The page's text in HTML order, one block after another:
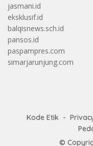
jasmani.id
eksklusif.id
balqisnews.sch.id
pansos.id
paspampres.com
simarjarunjung.com
Kode Etik
©